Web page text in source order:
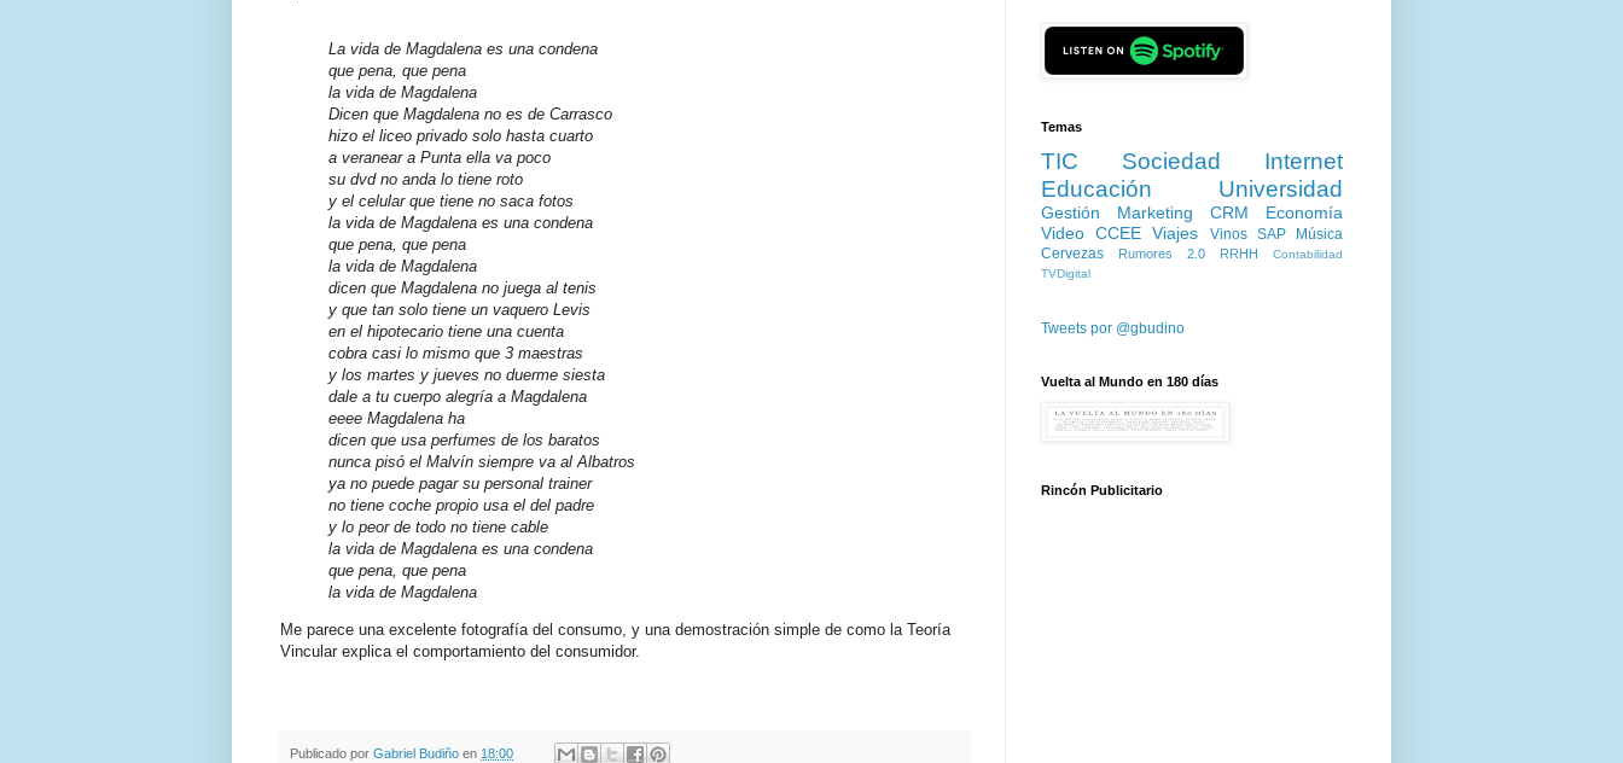
La vida de Magdalena es una condena
que pena, que pena
la vida de Magdalena
Dicen que Magdalena no es de Carrasco
hizo el liceo privado solo hasta cuarto
a veranear a Punta ella va poco
su dvd no anda lo tiene roto
y el celular que tiene no saca fotos
la vida de Magdalena es una condena
que pena, que pena
la vida de Magdalena
dicen que Magdalena no juega al tenis
y que tan solo tiene un vaquero Levis
en el hipotecario tiene una cuenta
cobra casi lo mismo que 3 maestras
y los martes y jueves no duerme siesta
dale a tu cuerpo alegría a Magdalena
eeee Magdalena ha
dicen que usa perfumes de los baratos
nunca pisó el Malvín siempre va al Albatros
ya no puede pagar su personal trainer
no tiene coche propio usa el del padre
y lo peor de todo no tiene cable
la vida de Magdalena es una condena
que pena, que pena
la vida de Magdalena
Me parece una excelente fotografía del consumo, y una demostración simple de como la Teoría
Vincular explica el comportamiento del consumidor.
Publicado por Gabriel Budiño en 18:00
Temas
TIC Sociedad
Internet
Educación
Universidad
Gestión Marketing CRM
Economía
Video CCEE Viajes Vinos SAP
Música
Cervezas
Rumores 2.0 RRHH
Contabilidad
TVDigital
Tweets por @gbudino
Vuelta al Mundo en 180 días
Rincón Publicitario